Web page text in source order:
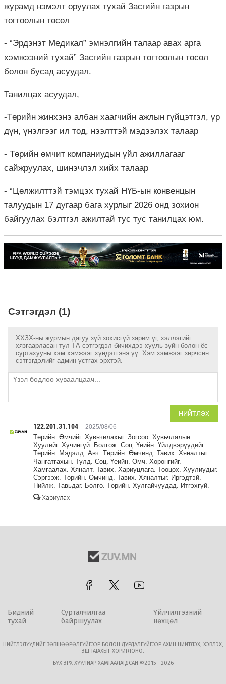
журамд нэмэлт оруулах тухай Засгийн газрын
тогтоолын төсөл
- “Эрдэнэт Медикал” эмнэлгийн талаар авах арга
хэмжээний тухай” Засгийн газрын тогтоолын төсөл
болон бусад асуудал.
Танилцах асуудал,
-Төрийн жинхэнэ албан хаагчийн ажлын гүйцэтгэл, үр
дүн, үнэлгээг ил тод, нээлттэй мэдээлэх талаар
- Төрийн өмчит компаниудын үйл ажиллагааг
сайжруулах, шинэчлэл хийх талаар
- “Цөлжилттэй тэмцэх тухай НҮБ-ын конвенцын
талуудын 17 дугаар бага хурлыг 2026 онд зохион
байгуулах бэлтгэл ажилтай тус тус танилцах юм.
Сэтгэгдэл (1)
ХХЗХ-ны журмын дагуу зүй зохисгүй зарим үг, хэллэгийг
хязгаарласан тул ТА сэтгэгдэл бичихдээ хууль зүйн болон ёс
суртахууны хэм хэмжээг хүндэтгэнэ үү. Хэм хэмжээг зөрчсөн
сэтгэгдэлийг админ устгах эрхтэй.
НИЙТЛЭХ
122.201.31.104 2025/08/06
Төрийн. Өмчийг. Хувьчилахыг. Зогсоо. Хувьчлалын.
Хуулийг. Хүчингүй. Болгож. Соц. Үеийн. Үйлдвэрүүдийг.
Төрийн. Мэдэлд. Авч. Төрийн. Өмчинд. Тавих. Хяналтыг.
Чангатгахын. Тулд. Соц. Үеийн. Өмч. Хөрөнгийг.
Хамгаалах. Хяналт. Тавих. Хариуцлага. Тооцох. Хуулиудыг.
Сэргээж. Төрийн. Өмчинд. Тавих. Хяналтыг. Иргэдтэй.
Нийлж. Тавьдаг. Болго. Төрийн. Хулгайчуудад. Итгэхгүй.
Хариулах
Бидний
тухай
Сурталчилгаа
байршуулах
Үйлчилгээний
нөхцөл
НИЙТЛЭЛҮҮДИЙГ ЗӨВШӨӨРӨЛГҮЙГЭЭР БОЛОН ДУРДАЛГҮЙГЭЭР АХИН НИЙТЛЭХ, ХЭВЛЭХ,
ЭШ ТАТАХЫГ ХОРИГЛОНО.
БҮХ ЭРХ ХУУЛИАР ХАМГААЛАГДСАН ©2015 - 2026